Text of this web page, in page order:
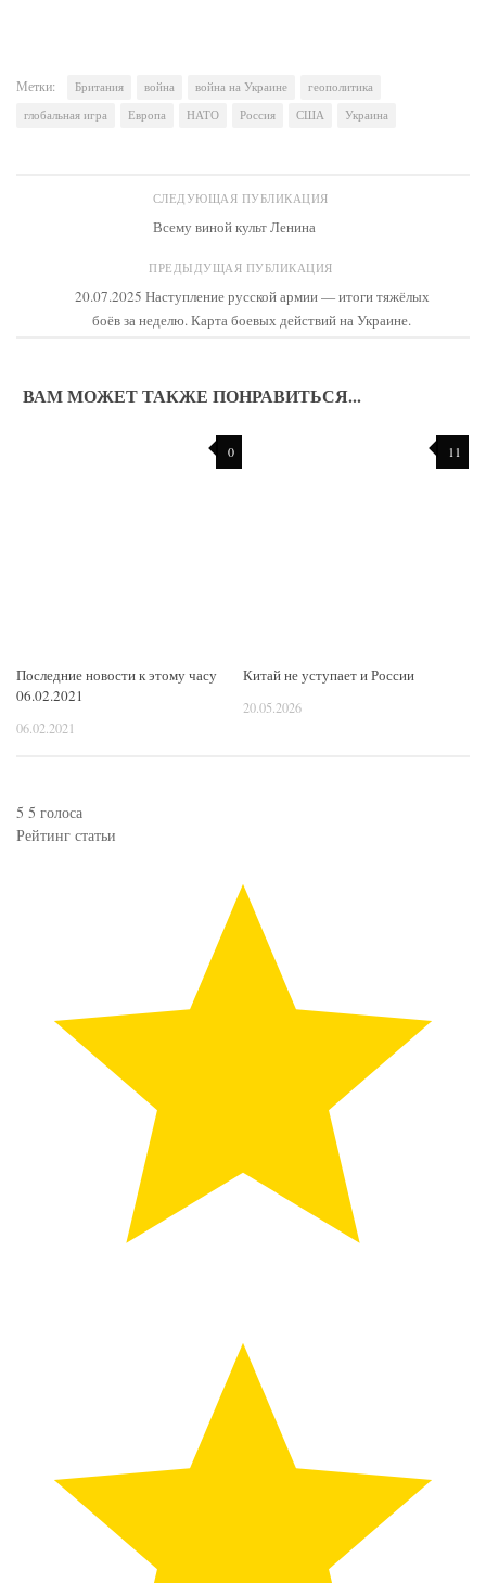
Метки: Британия война война на Украине
геополитика
глобальная игра
Европа НАТО Россия США Украина
СЛЕДУЮЩАЯ ПУБЛИКАЦИЯ
Всему виной культ Ленина
ПРЕДЫДУЩАЯ ПУБЛИКАЦИЯ
20.07.2025 Наступление русской армии — итоги тяжёлых
боёв за неделю. Карта боевых действий на Украине.
ВАМ МОЖЕТ ТАКЖЕ ПОНРАВИТЬСЯ...
0
Последние новости к этому часу
06.02.2021
06.02.2021
11
Китай не уступает и России
20.05.2026
5 5 голоса
Рейтинг статьи